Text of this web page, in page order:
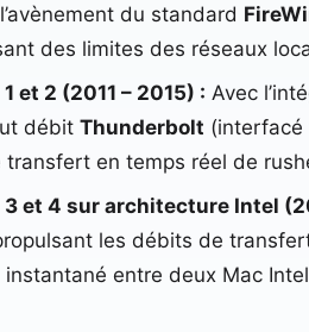
du standard
des limites des réseaux
et 2 (2011 – 2015) : Avec
débit Thunderbolt (interfacé
en temps réel de
3 et 4 sur architecture Intel
les débits de transfert
entre deux Mac